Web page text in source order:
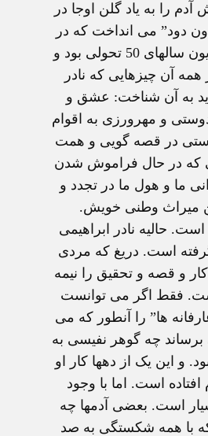
را به ياد گلن اوجا در
دود” می انداخت که در
فيلمسازی تلويزيون سالهای 50 تحولی بود و
همه آن چيزهايی که نادر
به آن شناخت: عشق و
و مهرورزی به اقوام
دستی در قصه گويی و همت
که در حال فراموش شدن
ما و هول ما در تجدد و
ميراث وطنی خويش.
حاليه نادر ابراهيمی
است. دريغ که مردی
و قصه و تحقيق را نيمه
فقط اگر می توانست
ها” را آنطور که می
چه گوهر نفيسی به
و اين يک از دهها کار او
است. اما با وجود
است. بعضی آدمها چه
که با همه شکستگی به صد